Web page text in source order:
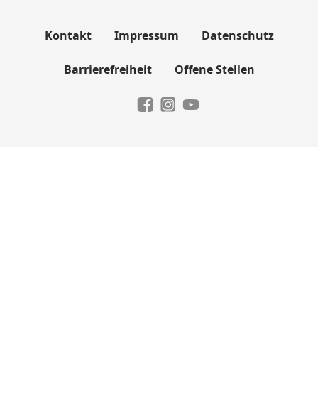
Kontakt Impressum Datenschutz
Barrierefreiheit Offene Stellen